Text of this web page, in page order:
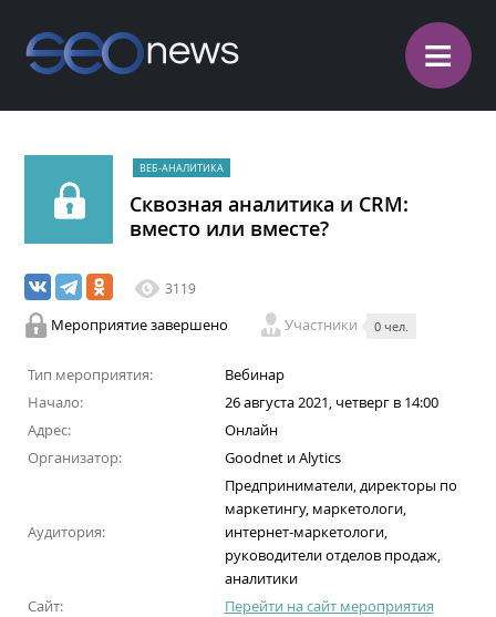
≡
ВЕБ-АНАЛИТИКА
Сквозная аналитика и CRM:
вместо или вместе?
3119
Мероприятие завершено Участники 0 чел.
Тип мероприятия:
Вебинар
Начало:
26 августа 2021, четверг в 14:00
Адрес:
Онлайн
Организатор:
Goodnet и Alytics
Аудитория:
Предприниматели, директоры по
маркетингу, маркетологи,
интернет-маркетологи,
руководители отделов продаж,
аналитики
Сайт:
Перейти на сайт мероприятия